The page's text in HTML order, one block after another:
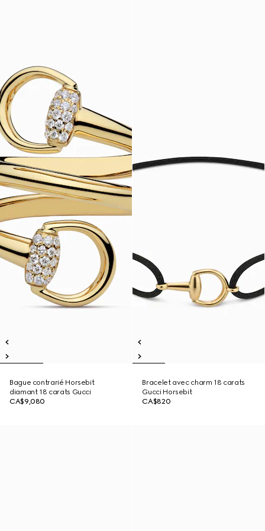
Bague contrarié Horsebit
diamant 18 carats Gucci
CA$9,080
Bracelet avec charm 18 carats
Gucci Horsebit
CA$820